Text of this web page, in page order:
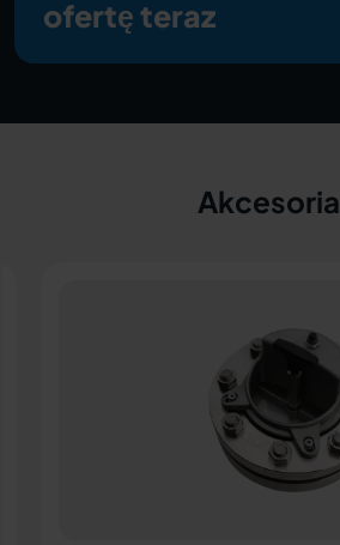
ofertę teraz
Akcesoria